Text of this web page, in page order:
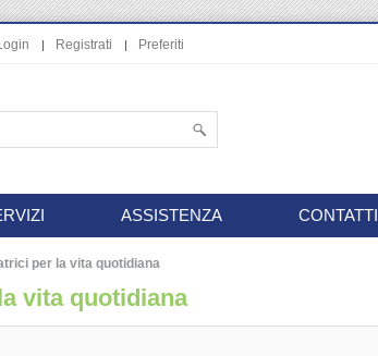
Registrati Preferiti
ASSISTENZA CONTATTI
per la vita quotidiana
vita quotidiana